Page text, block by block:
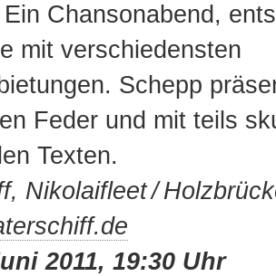
Chansonabend,
mit verschiedensten
Schepp
Feder und mit teils
Texten.
Nikolaifleet /
2011, 19:30 Uhr